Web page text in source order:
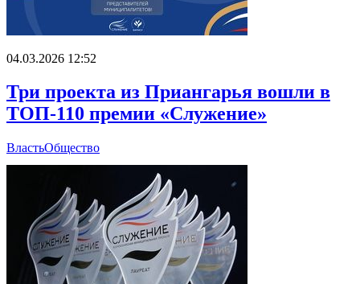
04.03.2026 12:52
Три проекта из Приангарья вошли в
ТОП-110 премии «Служение»
ВластьОбщество